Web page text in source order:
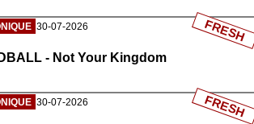
30-07-2026
- Not Your Kingdom
FRESH
30-07-2026 FRESH